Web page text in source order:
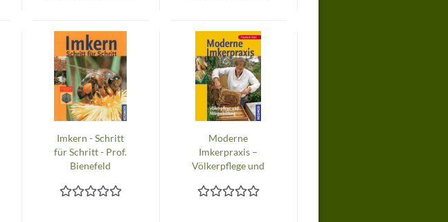
Imkern - Schritt
für Schritt - Prof.
Bienefeld
Moderne
Imkerpraxis –
Völkerpflege und